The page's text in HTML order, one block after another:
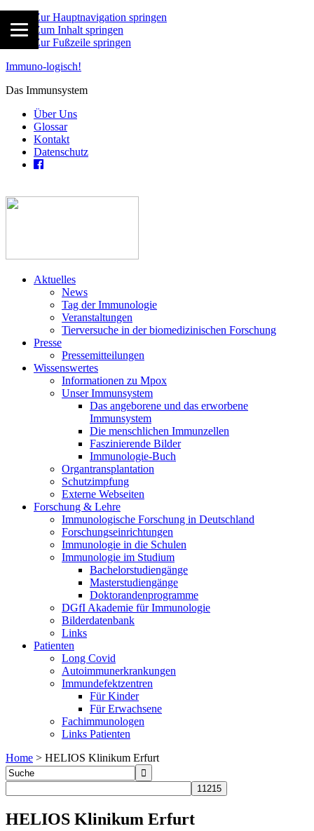
Zur Hauptnavigation springen
Zum Inhalt springen
Zur Fußzeile springen
Immuno-logisch!
Das Immunsystem
Über Uns
Glossar
Kontakt
Datenschutz
Aktuelles
News
Tag der Immunologie
Veranstaltungen
Tierversuche in der biomedizinischen Forschung
Presse
Pressemitteilungen
Wissenswertes
Informationen zu Mpox
Unser Immunsystem
Das angeborene und das erworbene
Immunsystem
Die menschlichen Immunzellen
Faszinierende Bilder
Immunologie-Buch
Organtransplantation
Schutzimpfung
Externe Webseiten
Forschung & Lehre
Immunologische Forschung in Deutschland
Forschungseinrichtungen
Immunologie in die Schulen
Immunologie im Studium
Bachelorstudiengänge
Masterstudiengänge
Doktorandenprogramme
DGfI Akademie für Immunologie
Bilderdatenbank
Links
Patienten
Long Covid
Autoimmunerkrankungen
Immundefektzentren
Für Kinder
Für Erwachsene
Fachimmunologen
Links Patienten
Home > HELIOS Klinikum Erfurt
HELIOS Klinikum Erfurt